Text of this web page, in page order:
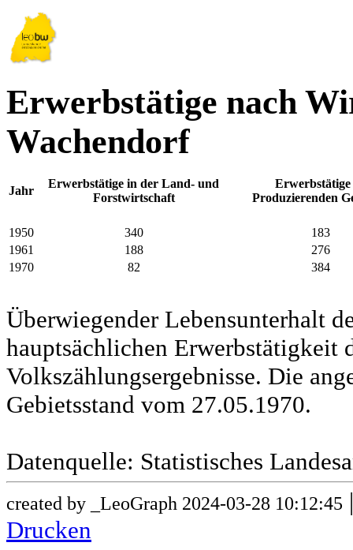
Erwerbstätige nach
Wachendorf
Jahr
Erwerbstätige in der Land- und
Forstwirtschaft
Erwerbstätige
Produzierenden
1950 340
183
1961
188
276
1970
82 384
Überwiegender Lebensunterhalt
hauptsächlichen Erwerbstätigkeit
Volkszählungsergebnisse. Die
Gebietsstand vom 27.05.1970.
Datenquelle: Statistisches
created by _LeoGraph 2024-03-28 10:12:45
Drucken